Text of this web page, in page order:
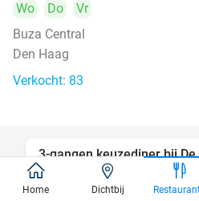
Wo Do
Vr
Buza Central
Den Haag
Verkocht: 83
3-gangen keuzediner bij
Haag
Home Dichtbij